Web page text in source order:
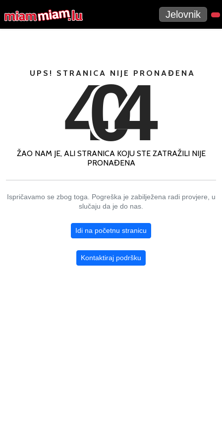
Jelovnik
UPS! STRANICA NIJE PRONAĐENA
404
ŽAO NAM JE, ALI STRANICA KOJU STE ZATRAŽILI NIJE
PRONAĐENA
Ispričavamo se zbog toga. Pogreška je zabilježena radi provjere, u
slučaju da je do nas.
Idi na početnu stranicu
Kontaktiraj podršku